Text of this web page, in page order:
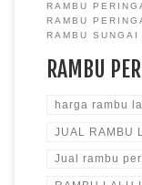
RAMBU
RAMBU
RAMBU SUNGAI
RAMBU
harga rambu
JUAL RAMBU
Jual rambu